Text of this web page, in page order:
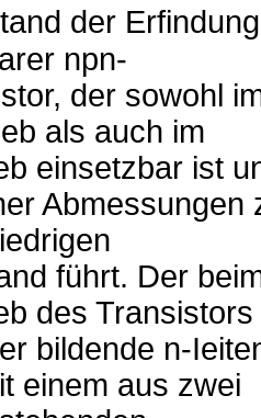
der
npn-
der sowohl
als auch im
einsetzbar ist
Abmessungen
führt. Der
des Transistors
bildende n-
einem aus zwei